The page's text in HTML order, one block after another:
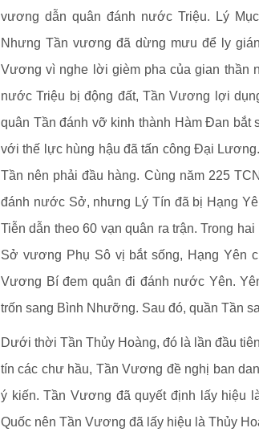
vương dẫn quân đánh nước Triệu. Lý
Nhưng Tần vương đã dừng mưu để ly
Vương vì nghe lời gièm pha của gian thần
nước Triệu bị động đất, Tần Vương lợi
quân Tần đánh vỡ kinh thành Hàm Đan bắt
với thế lực hùng hậu đã tấn công Đại
Tần nên phải đầu hàng. Cùng năm 225
đánh nước Sở, nhưng Lý Tín đã bị Hạng
Tiễn dẫn theo 60 vạn quân ra trận. Trong
Sở vương Phụ Sô vị bắt sống, Hạng Yên
Vương Bí đem quân đi đánh nước Yên.
trốn sang Bình Nhưỡng. Sau đó, quần Tần
Dưới thời Tần Thủy Hoàng, đó là lần đầu
tín các chư hầu, Tần Vương đề nghị ban
ý kiến. Tần Vương đã quyết định lấy hiệu
Quốc nên Tần Vương đã lấy hiệu là Thủy